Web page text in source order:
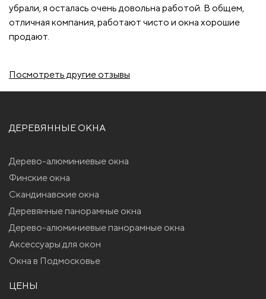
убрали, я осталась очень довольна работой. В общем,
отличная компания, работают чисто и окна хорошие
продают.
Посмотреть другие отзывы
ДЕРЕВЯННЫЕ ОКНА
Дерево-алюминиевые окна
Финские окна
Скандинавские окна
Деревянные панорамные окна
Дерево-алюминиевые панорамные окна
Аксессуары для окон
Окна в Подмосковье
ЦЕНЫ